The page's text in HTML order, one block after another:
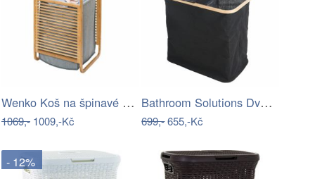
Wenko Koš na špinavé prádlo z netkané…
1069,- 1009,-Kč
Bathroom Solutions Dvoukomorový koš na…
699,-655,-Kč
- 12%